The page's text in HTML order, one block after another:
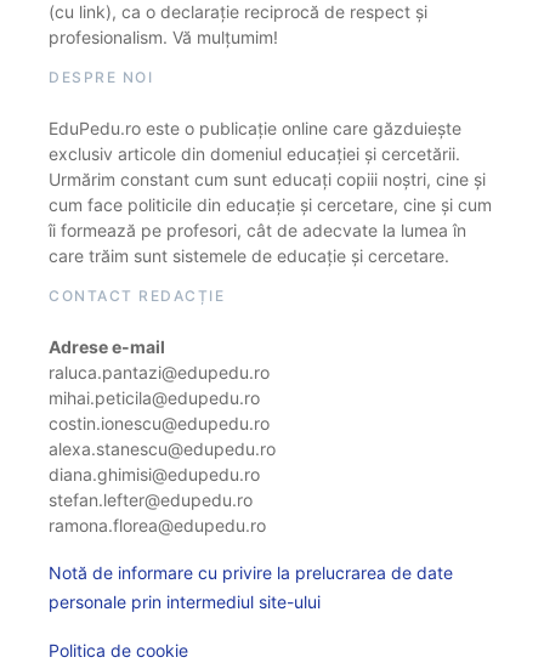
(cu link), ca o declarație reciprocă de respect și
profesionalism. Vă mulțumim!
DESPRE NOI
EduPedu.ro este o publicație online care găzduiește
exclusiv articole din domeniul educației și cercetării.
Urmărim constant cum sunt educați copiii noștri, cine și
cum face politicile din educație și cercetare, cine și cum
îi formează pe profesori, cât de adecvate la lumea în
care trăim sunt sistemele de educație și cercetare.
CONTACT REDACȚIE
Adrese e-mail
raluca.pantazi@edupedu.ro
mihai.peticila@edupedu.ro
costin.ionescu@edupedu.ro
alexa.stanescu@edupedu.ro
diana.ghimisi@edupedu.ro
stefan.lefter@edupedu.ro
ramona.florea@edupedu.ro
Notă de informare cu privire la prelucrarea de date
personale prin intermediul site-ului
Politica de cookie